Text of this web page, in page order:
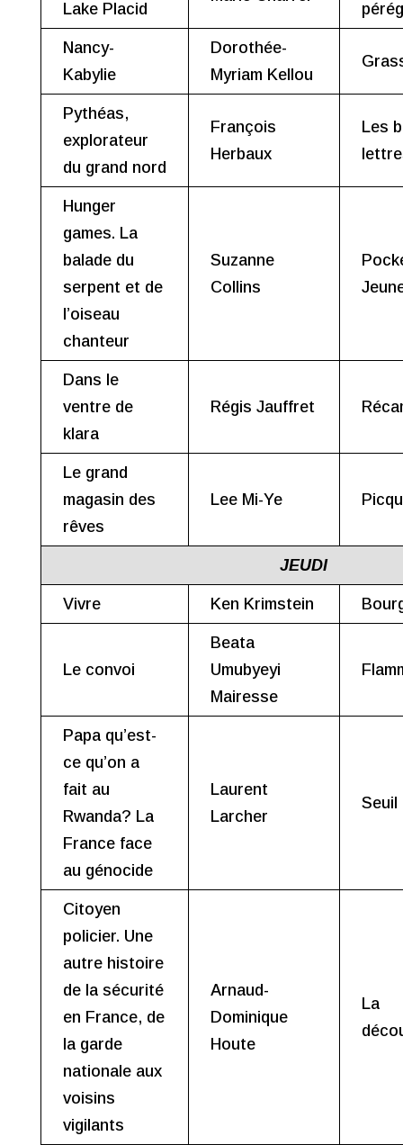
Lake Placid
Nancy-
Kabylie
Dorothée-
Myriam Kellou
Pythéas,
explorateur
du grand nord
François
Herbaux
Les
Hunger
games. La
balade du
serpent et de
l’oiseau
chanteur
Suzanne
Collins
Dans le
ventre de
klara
Régis Jauffret
Le grand
magasin des
rêves
Lee Mi-Ye
JEUDI
Vivre Ken Krimstein
Le convoi
Beata
Umubyeyi
Mairesse
Papa qu’est-
ce qu’on a
fait au
Rwanda? La
France face
au génocide
Laurent
Larcher
Seuil
Citoyen
policier. Une
autre histoire
de la sécurité
en France, de
la garde
nationale aux
voisins
vigilants
Arnaud-
Dominique
Houte
La